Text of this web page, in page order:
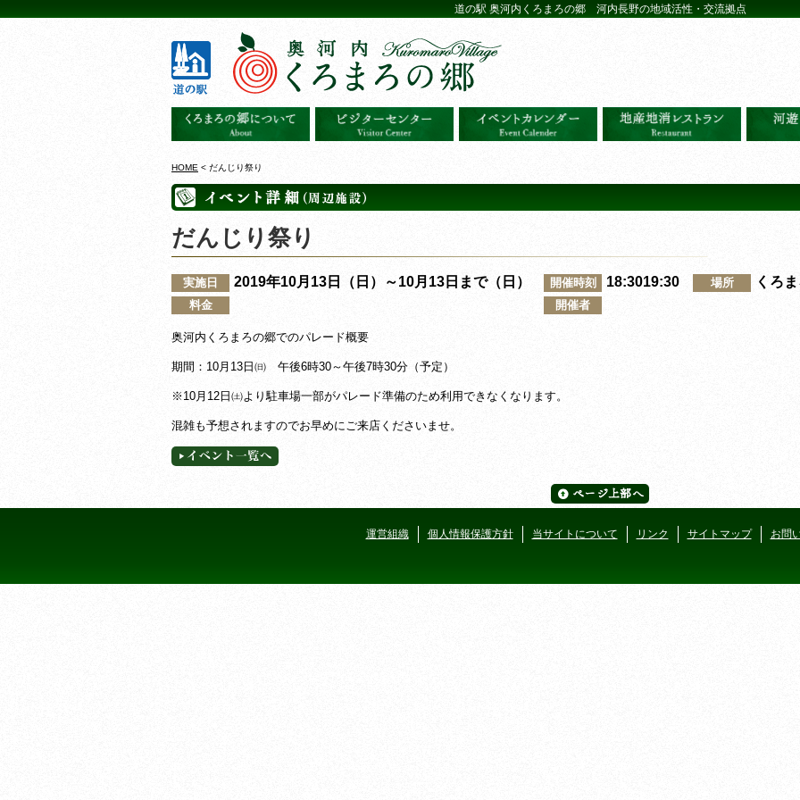
道の駅 奥河内くろまろの郷 河内長野の地域活性・交流拠点
HOME < だんじり祭り
だんじり祭り
実施日 2019年10月13日（日）～10月13日まで（日） 開催時刻 18:3019:30 場所 くろ
料金 開催者
奥河内くろまろの郷でのパレード概要
期間：10月13日㈰ 午後6時30～午後7時30分（予定）
※10月12日㈯より駐車場一部がパレード準備のため利用できなくなります。
混雑も予想されますのでお早めにご来店くださいませ。
運営組織 個人情報保護方針 当サイトについて リンク サイトマップ お問